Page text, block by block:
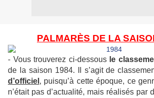
PALMARÈS DE LA
- Vous trouverez ci-dessous le
de la saison 1984. Il s’agit de
d’officiel , puisqu’à cette époque, ce
n’était pas d’actualité, mais réalisés par